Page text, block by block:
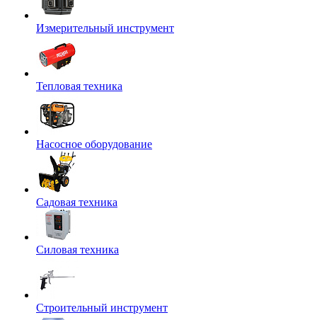
Измерительный инструмент
Тепловая техника
Насосное оборудование
Садовая техника
Силовая техника
Строительный инструмент